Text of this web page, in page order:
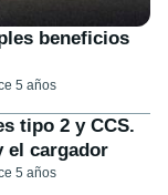
beneficios
5 años
tipo 2 y CCS.
el cargador
5 años